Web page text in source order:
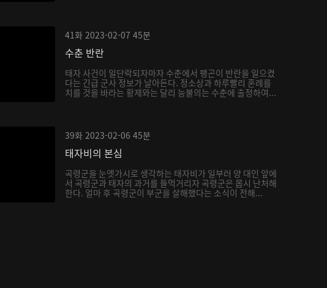
41화 2023-02-07 45분
수춘 반란
태자 사건이 일단락되자마자 수춘에서 팽곤이 반란을 일으켰
다는 긴급 군사 정보가 날아든다. 정소상과 하루빨리 혼례를
치를 것을 바라는 황제와는 달리 능불의는 수춘에 출정하여...
39화 2023-02-06 45분
태자비의 본심
곡령군을 눈엣가시로 생각하는 태자비가 일부러 양 대인 앞에
서 곡령군과 태자의 과거를 들먹거리자 곡령군은 몹시 난처해
한다. 얼마 후 곡령군이 부군을 살해했다는 소식이 전해...